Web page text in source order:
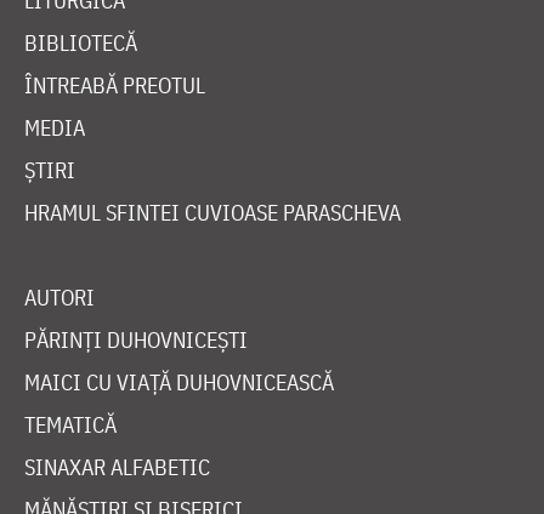
BIBLIOTECĂ
ÎNTREABĂ PREOTUL
MEDIA
ȘTIRI
HRAMUL SFINTEI CUVIOASE PARASCHEVA
AUTORI
PĂRINȚI DUHOVNICEȘTI
MAICI CU VIAȚĂ DUHOVNICEASCĂ
TEMATICĂ
SINAXAR ALFABETIC